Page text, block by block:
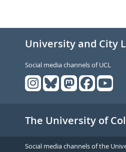
University and City
Social media channels of UCL
The University of
Social media channels of the